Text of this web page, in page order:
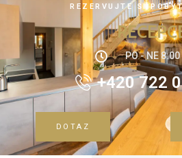
REZERVUJTE SI
PO - NE 8:00
+420 722
DOTAZ